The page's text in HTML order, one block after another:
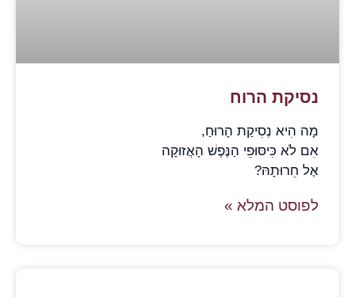
נסיקת הרוח
מָה הִיא נְסִיקַת הָרוּחַ,
אִם לֹא כִּיסּוּפֵי הַנֶּפֶשׁ הָאֲזוּקָה
אֶל חֵרוּתָהּ?
לפוסט המלא »